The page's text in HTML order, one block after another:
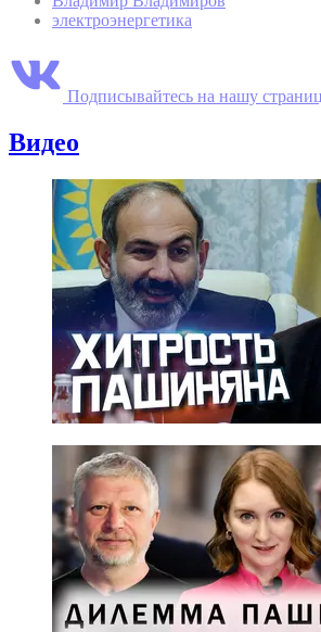
электроэнергетика
Подписывайтесь на нашу
Видео